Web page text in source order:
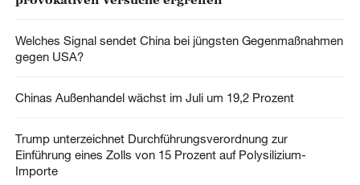
Welches Signal sendet China bei jüngsten Gegenmaßnahmen
gegen USA?
Chinas Außenhandel wächst im Juli um 19,2 Prozent
Trump unterzeichnet Durchführungsverordnung zur
Einführung eines Zolls von 15 Prozent auf Polysilizium-
Importe